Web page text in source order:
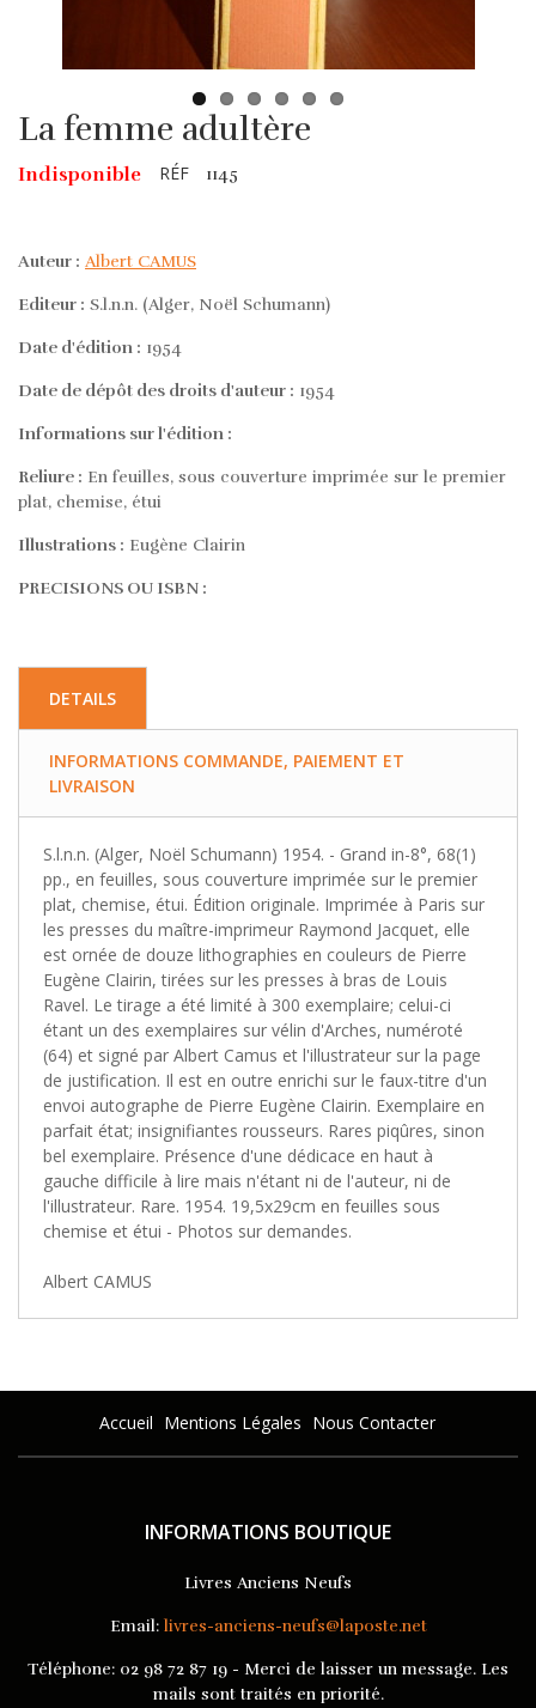
La femme adultère
Indisponible RÉF 1145
Auteur : Albert CAMUS
Editeur : S.l.n.n. (Alger, Noël Schumann)
Date d'édition : 1954
Date de dépôt des droits d'auteur : 1954
Informations sur l'édition :
Reliure : En feuilles, sous couverture imprimée sur le premier
plat, chemise, étui
Illustrations : Eugène Clairin
PRECISIONS OU ISBN :
DETAILS
INFORMATIONS COMMANDE, PAIEMENT ET
LIVRAISON
S.l.n.n. (Alger, Noël Schumann) 1954. - Grand in-8°, 68(1)
pp., en feuilles, sous couverture imprimée sur le premier
plat, chemise, étui. Édition originale. Imprimée à Paris sur
les presses du maître-imprimeur Raymond Jacquet, elle
est ornée de douze lithographies en couleurs de Pierre
Eugène Clairin, tirées sur les presses à bras de Louis
Ravel. Le tirage a été limité à 300 exemplaire; celui-ci
étant un des exemplaires sur vélin d'Arches, numéroté
(64) et signé par Albert Camus et l'illustrateur sur la page
de justification. Il est en outre enrichi sur le faux-titre d'un
envoi autographe de Pierre Eugène Clairin. Exemplaire en
parfait état; insignifiantes rousseurs. Rares piqûres, sinon
bel exemplaire. Présence d'une dédicace en haut à
gauche difficile à lire mais n'étant ni de l'auteur, ni de
l'illustrateur. Rare. 1954. 19,5x29cm en feuilles sous
chemise et étui - Photos sur demandes.
Albert CAMUS
Accueil Mentions Légales Nous Contacter
INFORMATIONS BOUTIQUE
Livres Anciens Neufs
Email: livres-anciens-neufs@laposte.net
Téléphone: 02 98 72 87 19 - Merci de laisser un message. Les
mails sont traités en priorité.